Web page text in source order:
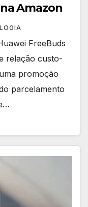
Amazon
FreeBuds
relação custo-
promoção
parcelamento